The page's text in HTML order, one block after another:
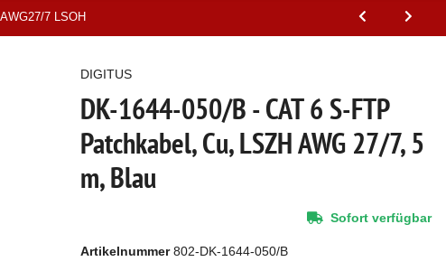
7 LSOH
DK-1644-050/B - CAT 6 S-FTP
Patchkabel, Cu, LSZH AWG 27/7, 5
m, Blau
Artikelnummer 802-DK-1644-050/B
DIGITUS
Sofort verfügbar